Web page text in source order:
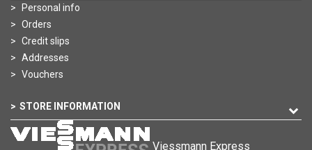
Personal info
Orders
Credit slips
Addresses
Vouchers
STORE INFORMATION
Viessmann Express